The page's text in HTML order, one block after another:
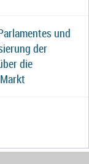
und
der
die